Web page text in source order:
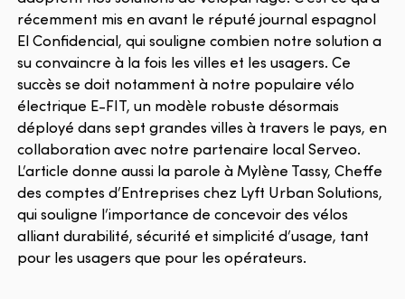
récemment mis en avant le réputé journal espagnol
El Confidencial, qui souligne combien notre solution a
su convaincre à la fois les villes et les usagers. Ce
succès se doit notamment à notre populaire vélo
électrique E-FIT, un modèle robuste désormais
déployé dans sept grandes villes à travers le pays, en
collaboration avec notre partenaire local Serveo.
L’article donne aussi la parole à Mylène Tassy, Cheffe
des comptes d’Entreprises chez Lyft Urban Solutions,
qui souligne l’importance de concevoir des vélos
alliant durabilité, sécurité et simplicité d’usage, tant
pour les usagers que pour les opérateurs.